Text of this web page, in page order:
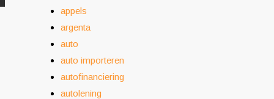
appels
argenta
auto
auto importeren
autofinanciering
autolening